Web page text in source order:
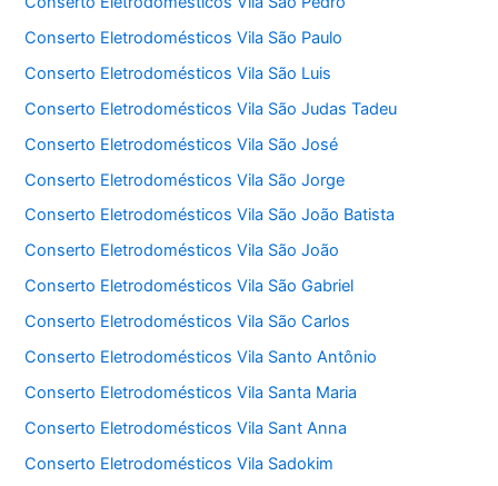
Conserto Eletrodomésticos Vila São Paulo
Conserto Eletrodomésticos Vila São Luis
Conserto Eletrodomésticos Vila São Judas Tadeu
Conserto Eletrodomésticos Vila São José
Conserto Eletrodomésticos Vila São Jorge
Conserto Eletrodomésticos Vila São João Batista
Conserto Eletrodomésticos Vila São João
Conserto Eletrodomésticos Vila São Gabriel
Conserto Eletrodomésticos Vila São Carlos
Conserto Eletrodomésticos Vila Santo Antônio
Conserto Eletrodomésticos Vila Santa Maria
Conserto Eletrodomésticos Vila Sant Anna
Conserto Eletrodomésticos Vila Sadokim